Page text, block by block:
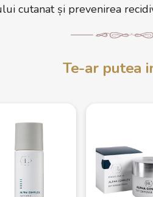
cutanat și prevenirea
Te-ar putea